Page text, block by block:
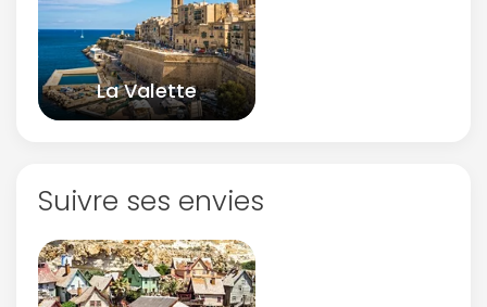
La Valette
Suivre ses envies